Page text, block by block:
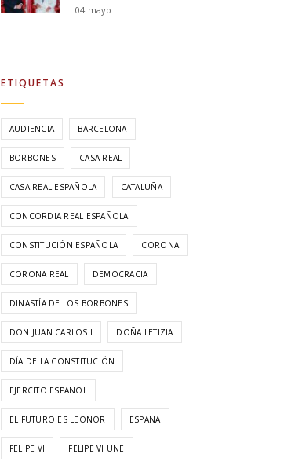
04 mayo
ETIQUETAS
AUDIENCIA BARCELONA
BORBONES CASA REAL
CASA REAL ESPAÑOLA CATALUÑA
CONCORDIA REAL ESPAÑOLA
CONSTITUCIÓN ESPAÑOLA CORONA
CORONA REAL DEMOCRACIA
DINASTÍA DE LOS BORBONES
DON JUAN CARLOS I DOÑA LETIZIA
DÍA DE LA CONSTITUCIÓN
EJERCITO ESPAÑOL
EL FUTURO ES LEONOR ESPAÑA
FELIPE VI FELIPE VI UNE